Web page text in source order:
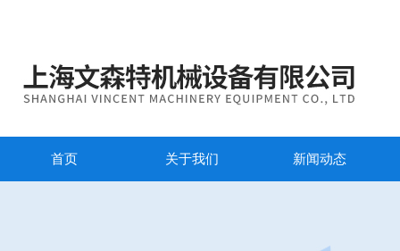
首页 关于我们 新闻动态